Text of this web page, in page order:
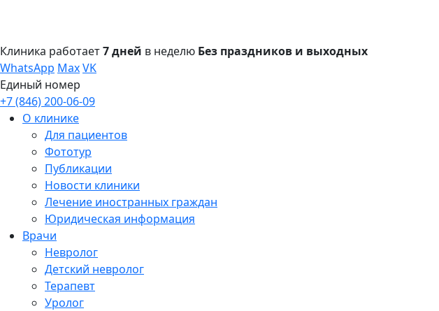
Клиника работает7 дней в неделю Без праздников и выходных
WhatsApp MaxVK
Единый номер
+7 (846) 200-06-09
О клинике
Для пациентов
Фототур
Публикации
Новости клиники
Лечение иностранных граждан
Юридическая информация
Врачи
Невролог
Детский невролог
Терапевт
Уролог